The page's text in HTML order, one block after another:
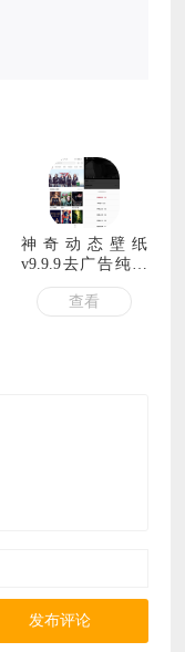
神奇动态壁纸
v9.9.9去广告纯净
查看
发布评论